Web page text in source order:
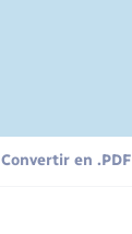
Convertir en .PDF